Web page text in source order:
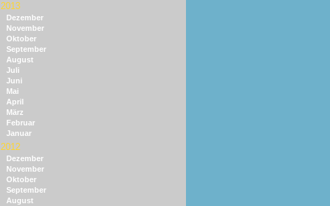
2013
Dezember
November
Oktober
September
August
Juli
Juni
Mai
April
März
Februar
Januar
2012
Dezember
November
Oktober
September
August